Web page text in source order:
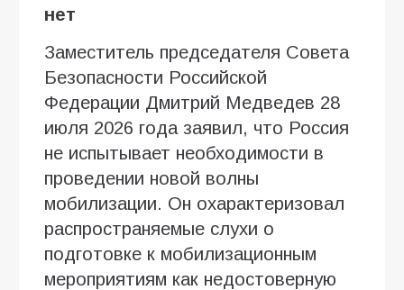
нет
Заместитель председателя Совета
Безопасности Российской
Федерации Дмитрий Медведев 28
июля 2026 года заявил, что Россия
не испытывает необходимости в
проведении новой волны
мобилизации. Он охарактеризовал
распространяемые слухи о
подготовке к мобилизационным
мероприятиям как недостоверную